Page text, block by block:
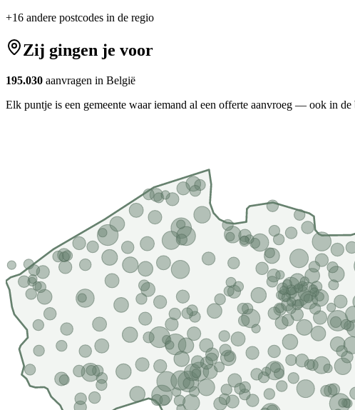
+16 andere postcodes in de regio
Zij gingen je voor
195.030 aanvragen in België
Elk puntje is een gemeente waar iemand al een offerte aanvroeg — ook in de